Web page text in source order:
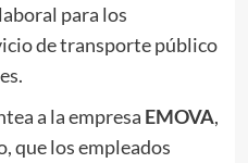
para los
de transporte público
a la empresa EMOVA,
que los empleados